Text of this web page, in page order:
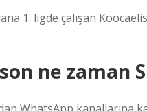
1. ligde çalışan
ne zaman